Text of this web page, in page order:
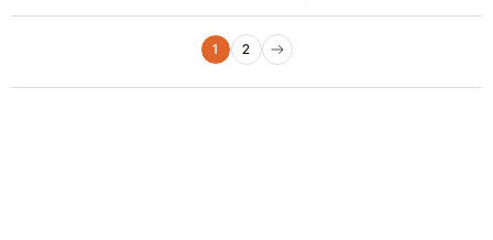
Paginazione degli articoli
1 2
Pagina successiva